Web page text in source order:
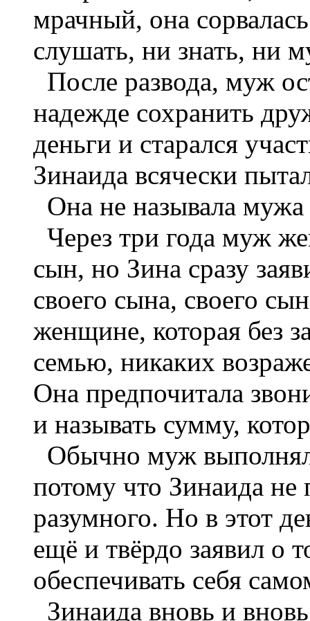
мрачный, она
слушать, ни знать, ни
После развода, муж
надежде сохранить
деньги и старался
Зинаида всячески
Она не называла
Через три года муж
сын, но Зина сразу
своего сына, своего
женщине, которая без
семью, никаких
Она предпочитала
и называть сумму,
Обычно муж выполнял
потому что Зинаида не
разумного. Но в этот
ещё и твёрдо заявил о
обеспечивать себя
Зинаида вновь и